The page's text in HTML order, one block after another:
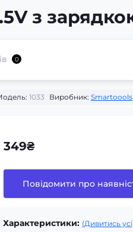
з
0
1033 Виробник: Smartoools
349₴
Повідомити про
Характеристики: (Дивитись